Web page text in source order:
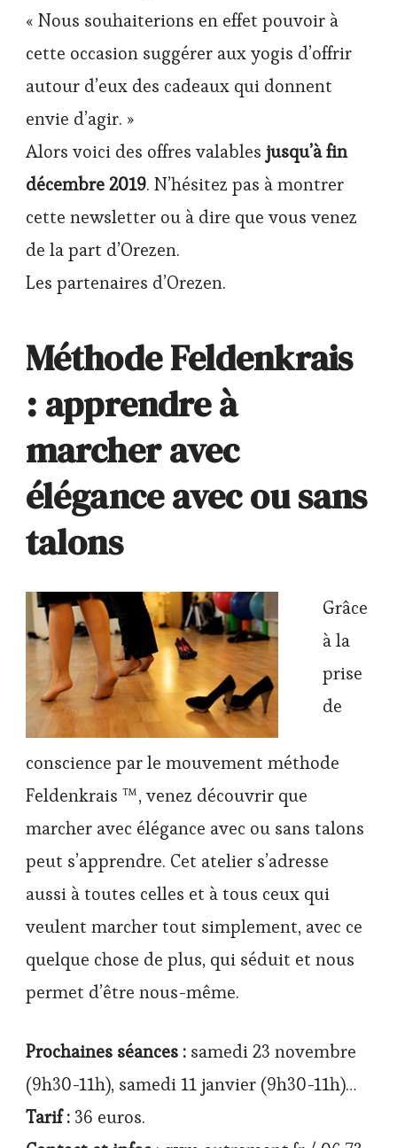
« Nous souhaiterions en effet pouvoir à
cette occasion suggérer aux yogis d’offrir
autour d’eux des cadeaux qui donnent
envie d’agir. »
Alors voici des offres valables jusqu’à fin
décembre 2019. N’hésitez pas à montrer
cette newsletter ou à dire que vous venez
de la part d’Orezen.
Les partenaires d’Orezen.
Méthode Feldenkrais
: apprendre à
marcher avec
élégance avec ou sans
talons
Grâce
à la
prise
de
conscience par le mouvement méthode
Feldenkrais ™, venez découvrir que
marcher avec élégance avec ou sans talons
peut s’apprendre. Cet atelier s’adresse
aussi à toutes celles et à tous ceux qui
veulent marcher tout simplement, avec ce
quelque chose de plus, qui séduit et nous
permet d’être nous-même.
Prochaines séances : samedi 23 novembre
(9h30-11h), samedi 11 janvier (9h30-11h)…
Tarif : 36 euros.